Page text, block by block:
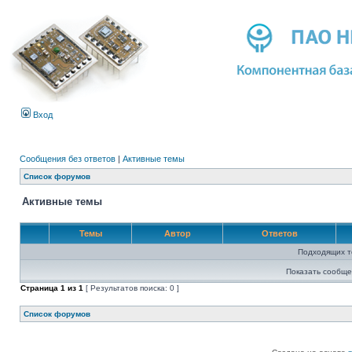
Вход
Сообщения без ответов | Активные темы
Список форумов
Активные темы
Темы Автор Ответов
Подходящих
Показать
Страница 1 из 1 [ Результатов поиска: 0 ]
Список форумов